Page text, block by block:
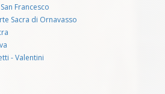
Francesco
Sacra di Ornavasso
- Valentini